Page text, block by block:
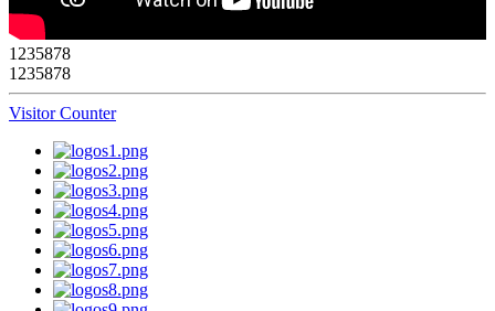
1235878
1235878
Visitor Counter